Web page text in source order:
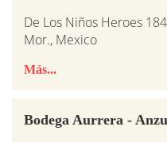
De Los Niños Heroes
Mor., Mexico
Más...
Bodega Aurrera -